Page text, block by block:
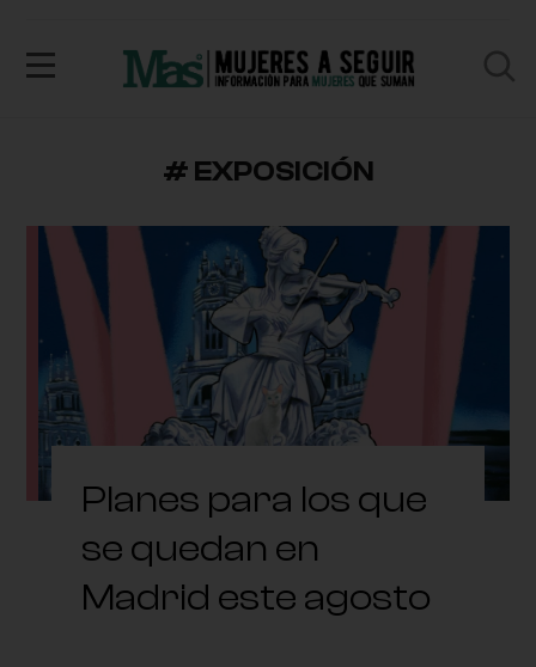
# EXPOSICIÓN
Planes para los que
se quedan en
Madrid este agosto